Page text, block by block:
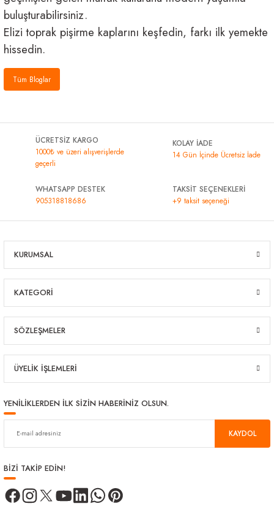
buluşturabilirsiniz.
Elizi toprak pişirme kaplarını keşfedin, farkı ilk yemekte
hissedin.
Tüm Bloglar
ÜCRETSİZ KARGO
1000₺ ve üzeri alışverişlerde
geçerli
KOLAY İADE
14 Gün İçinde Ücretsiz İade
WHATSAPP DESTEK
905318818686
TAKSİT SEÇENEKLERİ
+9 taksit seçeneği
KURUMSAL
KATEGORİ
SÖZLEŞMELER
ÜYELİK İŞLEMLERİ
YENİLİKLERDEN İLK SİZİN HABERİNİZ OLSUN.
KAYDOL
BİZİ TAKİP EDİN!